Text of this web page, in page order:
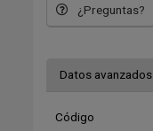
¿Preguntas?
Datos avanzados
Código